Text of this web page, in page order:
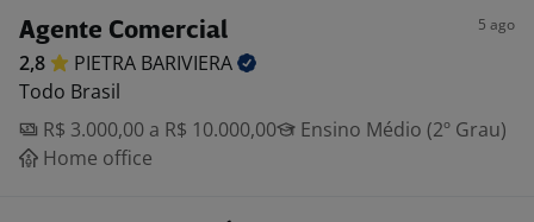
Agente Comercial 5 ago
2,8 PIETRA BARIVIERA
Todo Brasil
R$ 3.000,00 a R$ 10.000,00
Ensino Médio (2º Grau)
Home office